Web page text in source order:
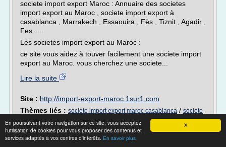
X
En poursuivant votre navigation sur ce site, vous acceptez
l'utilisation de cookies pour vous proposer des contenus et
services adaptés à vos centres d'intérêts. En savoir plus
societe import export Maroc : Annuaire des societes
import export au Maroc , societe import export à
casablanca , Marrakech , Essaouira , Fès , Tiznit , Agadir ,
Fes .....
Les societes import export au Maroc :
ce site vous aidez à touver facilement une societe import
export au Maroc. vous cherchez une societe...
Lire la suite
Site : http://import-export-maroc.1sur1.com
Thèmes liés : societe import export maroc casablanca / societe
import export casablanca
societe import export maroc/
annuaire societe import export/annuaire societe import export maroc